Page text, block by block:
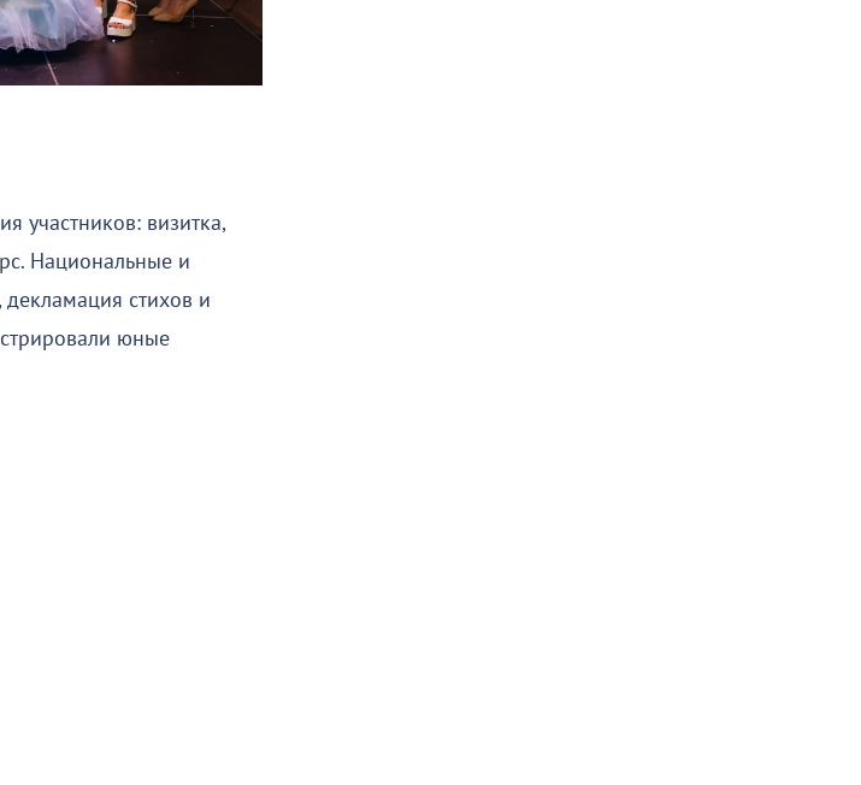
участников: визитка,
Национальные и
стихов и
юные